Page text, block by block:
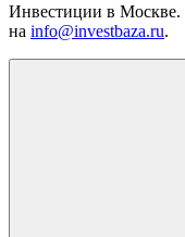
Инвестиции в Москве.
на info@investbaza.ru.